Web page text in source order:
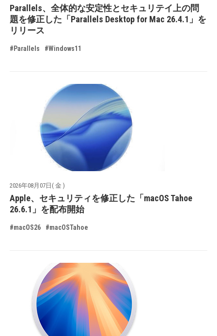
Parallels、全体的な安定性とセキュリテイ上の問
題を修正した「Parallels Desktop for Mac 26.4.1」を
リリース
#Parallels #Windows11
2026年08月07日( 金 )
Apple、セキュリティを修正した「macOS Tahoe
26.6.1」を配布開始
#macOS26 #macOSTahoe